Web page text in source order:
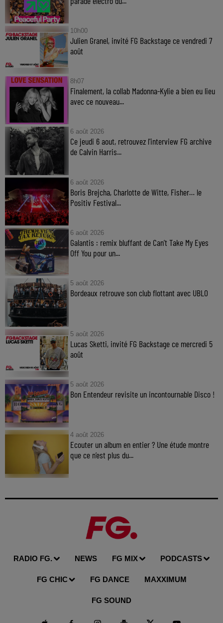
10h00
Julien Granel, invité FG Backstage ce vendredi 7
août
8h07
Finalement, la collab Madonna-Kylie a bien eu lieu
avec ce nouveau...
6 août 2026
Ce jeudi 6 aout, retrouvez l'interview FG archive
de Calvin Harris...
6 août 2026
Boris Brejcha, Charlotte de Witte, Fisher… le
Positiv Festival...
6 août 2026
Galantis : remix bluffant de Can’t Take My Eyes
Off You pour un...
5 août 2026
Bordeaux retrouve son club flottant avec UBLO
5 août 2026
Lucas Sketti, invité FG Backstage ce mercredi 5
août
5 août 2026
Bon Entendeur revisite un incontournable Disco !
4 août 2026
Ecouter un album en entier ? Une étude montre
que ce n’est plus du...
RADIO FG. NEWS FG MIX PODCASTS
FG CHIC FG DANCE MAXXIMUM
FG SOUND